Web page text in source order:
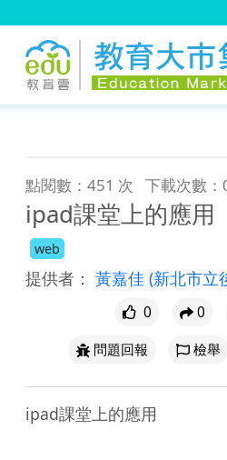
點閱數：451 次 下載次數：
ipad課堂上的應用
web
提供者： 黃嘉佳 (新北市立
0 0
問題回報
檢舉
ipad課堂上的應用